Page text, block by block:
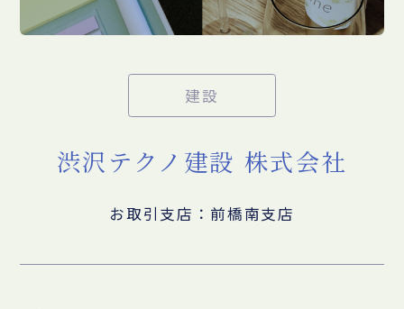
建設
渋沢テクノ建設 株式会社
お取引支店：前橋南支店